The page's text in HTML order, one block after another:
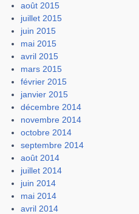
août 2015
juillet 2015
juin 2015
mai 2015
avril 2015
mars 2015
février 2015
janvier 2015
décembre 2014
novembre 2014
octobre 2014
septembre 2014
août 2014
juillet 2014
juin 2014
mai 2014
avril 2014